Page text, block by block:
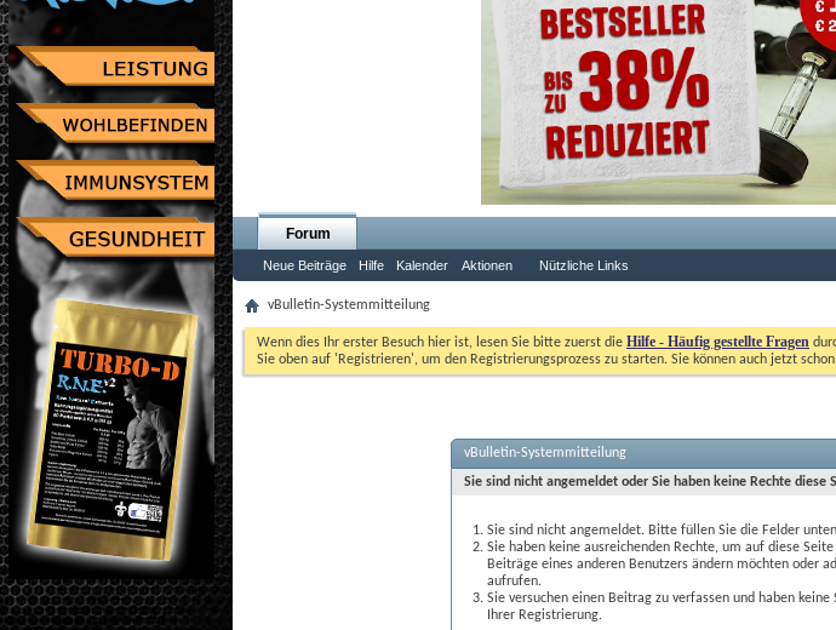
Forum
Neue Beiträge Hilfe Kalender Aktionen Nützliche Links
vBulletin-Systemmitteilung
Wenn dies Ihr erster Besuch hier ist, lesen Sie bitte zuerst die Hilfe - Häufig gestellte Fragen
Sie oben auf 'Registrieren', um den Registrierungsprozess zu starten. Sie können auch jetzt
vBulletin-Systemmitteilung
Sie sind nicht angemeldet oder Sie haben keine Rechte
Sie sind nicht angemeldet. Bitte füllen Sie die Felder
Sie haben keine ausreichenden Rechte, um auf diese
Beiträge eines anderen Benutzers ändern möchten oder
aufrufen.
Sie versuchen einen Beitrag zu verfassen und haben
Ihrer Registrierung.